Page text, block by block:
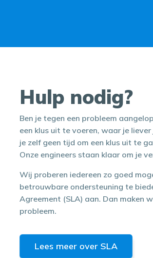
Hulp nodig?
Ben je tegen een probleem
een klus uit te voeren, waar je
je zelf geen tijd om een klus uit te
Onze engineers staan klaar om je
Wij proberen iedereen zo goed
betrouwbare ondersteuning te
Agreement (SLA) aan. Dan maken
probleem.
Lees meer over SLA